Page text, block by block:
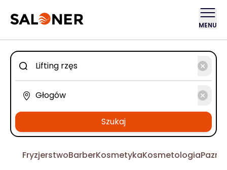
MENU
Szukaj
FryzjerstwoBarberKosmetykaKosmetologia